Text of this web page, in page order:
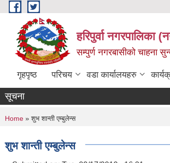
Skip to main content
हरिपुर्वा नगरपालिका
सम्पुर्ण नगरबासीको चाहना
गृहपृष्ठ परिचय वडा कार्यालयहरु
सूचना
You are here
Home » शुभ शान्ती एम्बुलेन्स
शुभ शान्ती एम्बुलेन्स